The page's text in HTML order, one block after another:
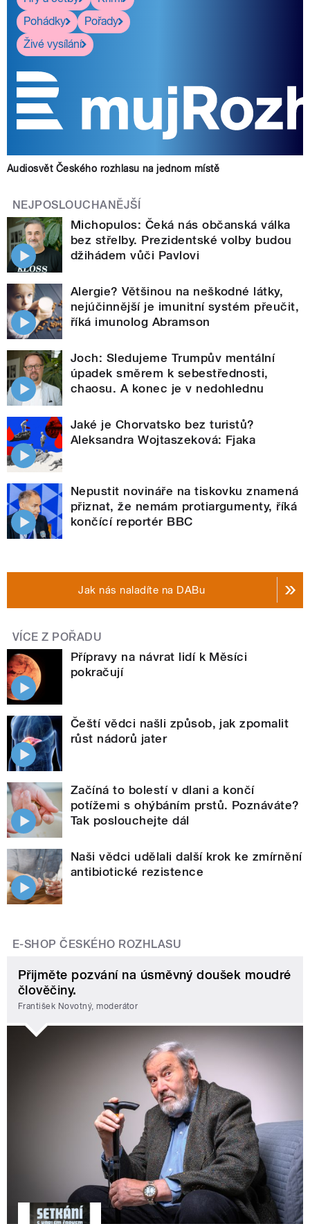
Pohádky
Pořady
Živé vysílání
Audiosvět Českého rozhlasu na jednom místě
NEJPOSLOUCHANĚJŠÍ
Michopulos: Čeká nás občanská válka
bez střelby. Prezidentské volby budou
džihádem vůči Pavlovi
Alergie? Většinou na neškodné látky,
nejúčinnější je imunitní systém přeučit,
říká imunolog Abramson
Joch: Sledujeme Trumpův mentální
úpadek směrem k sebestřednosti,
chaosu. A konec je v nedohlednu
Jaké je Chorvatsko bez turistů?
Aleksandra Wojtaszeková: Fjaka
Nepustit novináře na tiskovku znamená
přiznat, že nemám protiargumenty, říká
končící reportér BBC
Jak nás naladíte na DABu
VÍCE Z POŘADU
Přípravy na návrat lidí k Měsíci
pokračují
Čeští vědci našli způsob, jak zpomalit
růst nádorů jater
Začíná to bolestí v dlani a končí
potížemi s ohýbáním prstů. Poznáváte?
Tak poslouchejte dál
Naši vědci udělali další krok ke zmírnění
antibiotické rezistence
E-SHOP ČESKÉHO ROZHLASU
Přijměte pozvání na úsměvný doušek moudré
člověčiny.
František Novotný, moderátor